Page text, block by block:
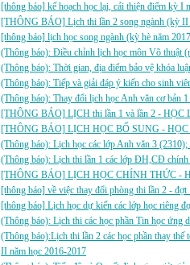
[thông báo] kế hoạch học lại, cải thiện điểm kỳ I
[THÔNG BÁO] Lịch thi lần 2 song ngành (kỳ II
[thông báo] lịch học song ngành (kỳ hè năm
(Thông báo): Điều chỉnh lịch học môn Võ thuật
(Thông báo): Thời gian, địa điểm bảo vệ khóa
(Thông báo): Tiếp và giải đáp ý kiến cho sinh
(Thông báo): Thay đổi lịch học Anh văn cơ bản
[THÔNG BÁO] LỊCH thi lần 1 và lần 2 -
[THÔNG BÁO] LỊCH HỌC BỔ SUNG -
(Thông báo): Lịch học các lớp Anh văn 3
(Thông báo): Lịch thi lần 1 các lớp ĐH,CĐ
[THÔNG BÁO] LỊCH HỌC CHÍNH THỨC -
[thông báo] về việc thay đổi phòng thi lần 2 -
[thông báo] Lịch học dự kiến các lớp học riêng
(Thông báo): Lịch thi các học phần Tin học
(Thông báo):Lịch thi lần 2 các học phần thay
II năm học 2016-2017